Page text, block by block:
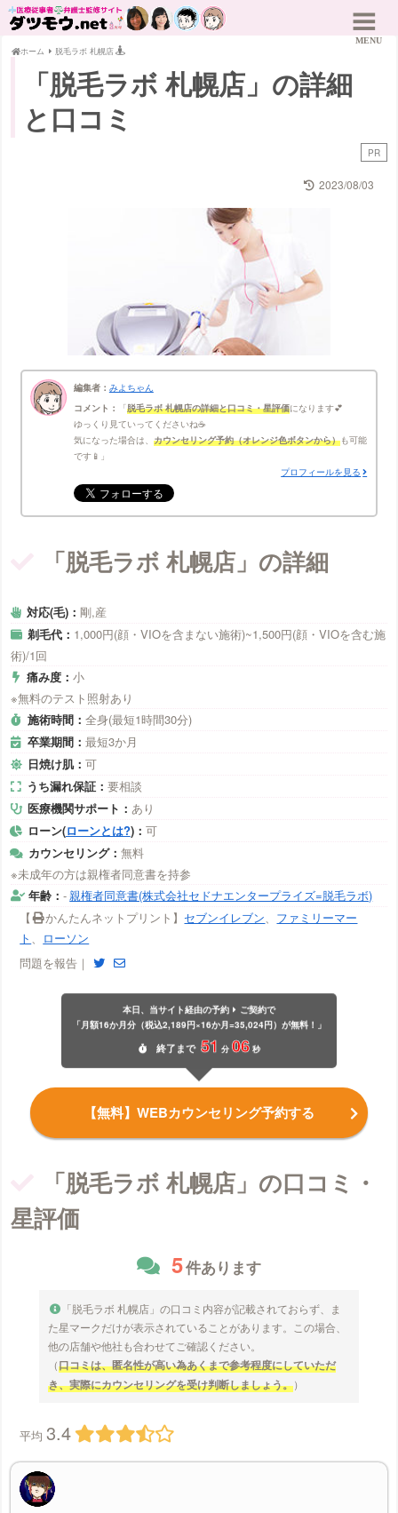
ホーム 脱毛ラボ 札幌店
「脱毛ラボ 札幌店」の詳細
と口コミ
PR
2023/08/03
編集者： みよちゃん
コメント：
脱毛ラボ 札幌店の詳細と口コミ・星評価になります💕
ゆっくり見ていってくださいね☕
気になった場合は、 カウンセリング予約（オレンジ色ボタンから）も可能
です📱
プロフィールを見る
「脱毛ラボ 札幌店」の詳細
対応(毛)：剛,産
剃毛代： 1,000円(顔・VIOを含まない施術)~1,500円(顔・VIOを含む施
術)/1回
痛み度：小
※無料のテスト照射あり
施術時間： 全身(最短1時間30分)
卒業期間： 最短3か月
日焼け肌： 可
うち漏れ保証： 要相談
医療機関サポート：あり
ローン(ローンとは?)： 可
カウンセリング： 無料
※未成年の方は親権者同意書を持参
年齢：-親権者同意書(株式会社セドナエンタープライズ=脱毛ラボ)
【
かんたんネットプリント】 セブンイレブン、 ファミリーマー
ト 、 ローソン
問題を報告｜
本日、当サイト経由の予約
ご契約で
「月額16か月分（税込2,189円×16か月=35,024円）が無料！」
終了 まで 51 分 06 秒
【無料】WEBカウンセリング予約する
「脱毛ラボ 札幌店」の口コミ・
星評価
5件あります
「脱毛ラボ 札幌店」の口コミ内容が記載されておらず、ま
た星マークだけが表示されていることがあります。この場合、
他の店舗や他社も合わせてご確認ください。
（口コミは、匿名性が高い為あくまで参考程度にしていただ
き、実際にカウンセリングを受け判断しましょう。）
平均3.4